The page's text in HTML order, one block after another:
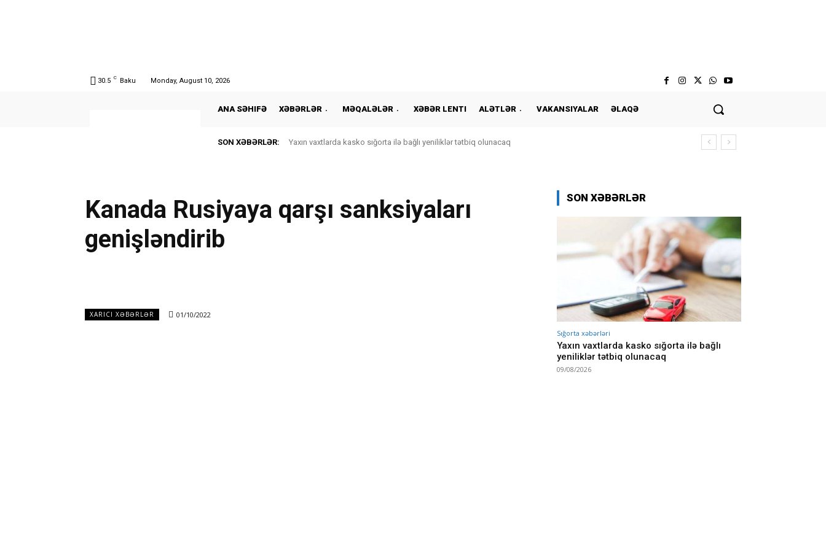
30.5 C Baku Monday, August 10, 2026
ANA SƏHIFƏ XƏBƏRLƏR MƏQALƏLƏR XƏBƏR LENTI ALƏTLƏR VAKANSIYALAR ƏLAQƏ
SON XƏBƏRLƏR: Yaxın vaxtlarda kasko sığorta ilə bağlı yeniliklər tətbiq olunacaq
Kanada Rusiyaya qarşı sanksiyaları
genişləndirib
XARICI XƏBƏRLƏR 01/10/2022
SON XƏBƏRLƏR
Sığorta xəbərləri
Yaxın vaxtlarda kasko sığorta ilə bağlı
yeniliklər tətbiq olunacaq
09/08/2026